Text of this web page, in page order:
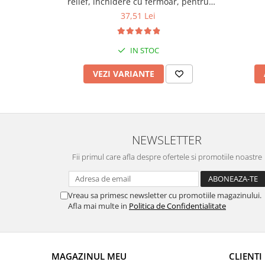
scoala si gradinita, Empria, Diverse
37,51 Lei
IN STOC
VEZI VARIANTE
NEWSLETTER
Fii primul care afla despre ofertele si promotiile noastre
Vreau sa primesc newsletter cu promotiile magazinului.
Afla mai multe in Politica de Confidentialitate
MAGAZINUL MEU CLIENTI